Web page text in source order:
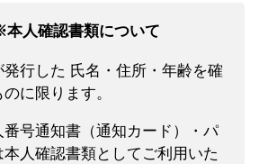
人確認書類について
行した 氏名・住所・年齢を確
に限ります。
番号通知書（通知カード）・パ
本人確認書類としてご利用いた